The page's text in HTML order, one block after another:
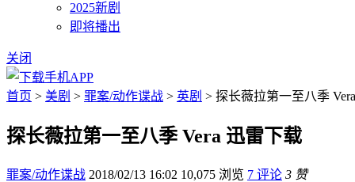
2025新剧
即将播出
关闭
首页 > 美剧 > 罪案/动作谍战 > 英剧 > 探长薇拉第一至八季
探长薇拉第一至八季 Vera 迅雷下载
罪案/动作谍战 2018/02/13 16:02 10,075 浏览 7 评论 3 赞